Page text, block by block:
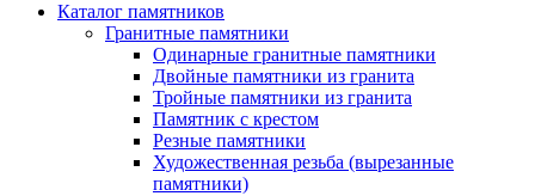
Каталог памятников
Гранитные памятники
Одинарные гранитные памятники
Двойные памятники из гранита
Тройные памятники из гранита
Памятник с крестом
Резные памятники
Художественная резьба (вырезанные
памятники)